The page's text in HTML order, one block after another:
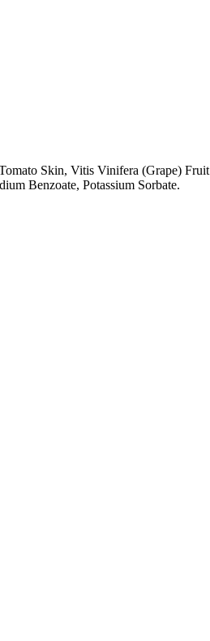
Skin, Vitis Vinifera (Grape)
Benzoate, Potassium Sorbate.